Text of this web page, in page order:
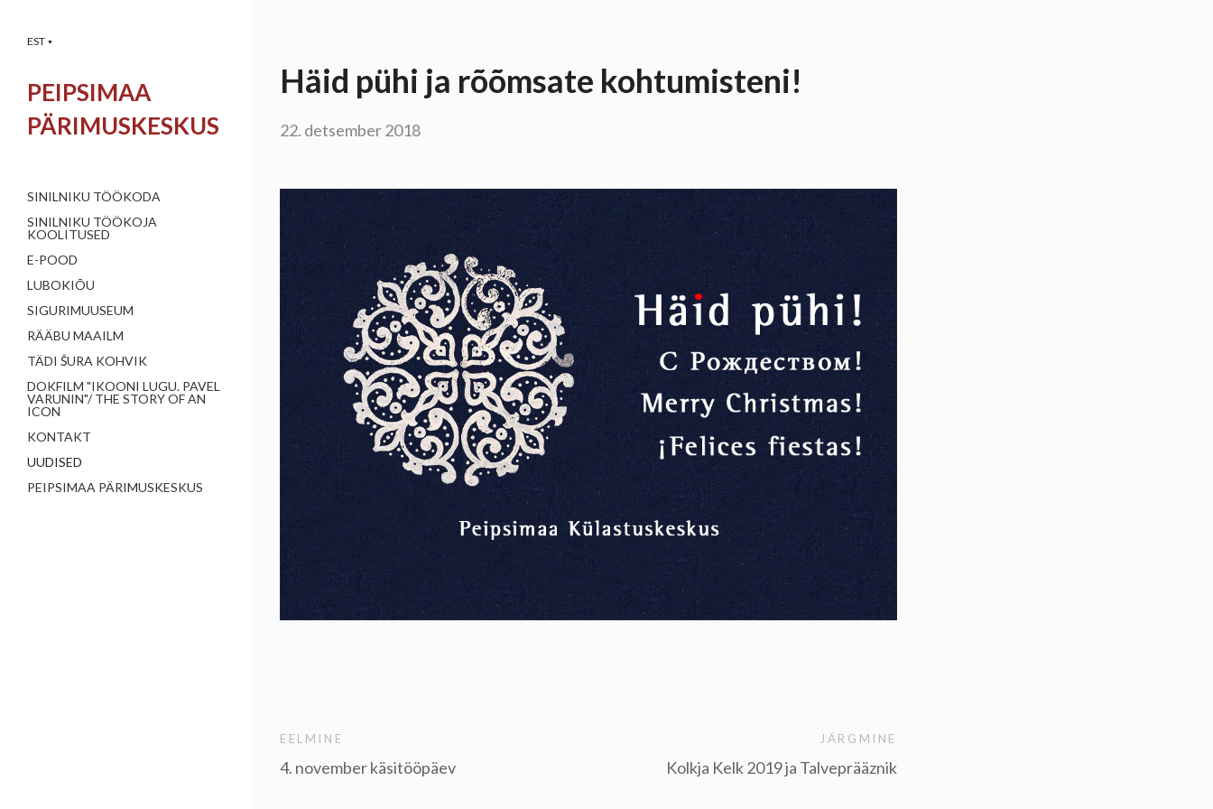
EST ▼
PEIPSIMAA
PÄRIMUSKESKUS
SINILNIKU TÖÖKODA
SINILNIKU TÖÖKOJA
KOOLITUSED
E-POOD
LUBOKIÕU
SIGURIMUUSEUM
RÄÄBU MAAILM
TÄDI ŠURA KOHVIK
DOKFILM "IKOONI LUGU. PAVEL
VARUNIN"/ THE STORY OF AN
ICON
KONTAKT
UUDISED
PEIPSIMAA PÄRIMUSKESKUS
Häid pühi ja rõõmsate kohtumisteni!
22. detsember 2018
EELMINE
4. november käsitööpäev
JÄRGMINE
Kolkja Kelk 2019 ja Talveprääznik